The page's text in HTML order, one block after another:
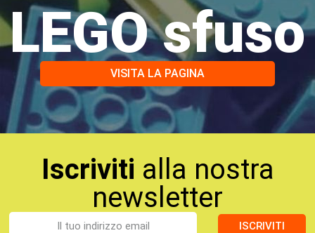
LEGO sfuso
VISITA LA PAGINA
Iscriviti alla nostra
newsletter
ISCRIVITI